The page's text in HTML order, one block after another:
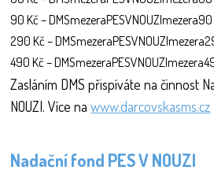
90 Kč – DMSmezeraPESVNOUZImezera90
290 Kč –
490 Kč –
Zasláním DMS přispíváte na činnost
NOUZI. Více nawww.darcovskasms.cz
Nadační fond PES V NOUZI